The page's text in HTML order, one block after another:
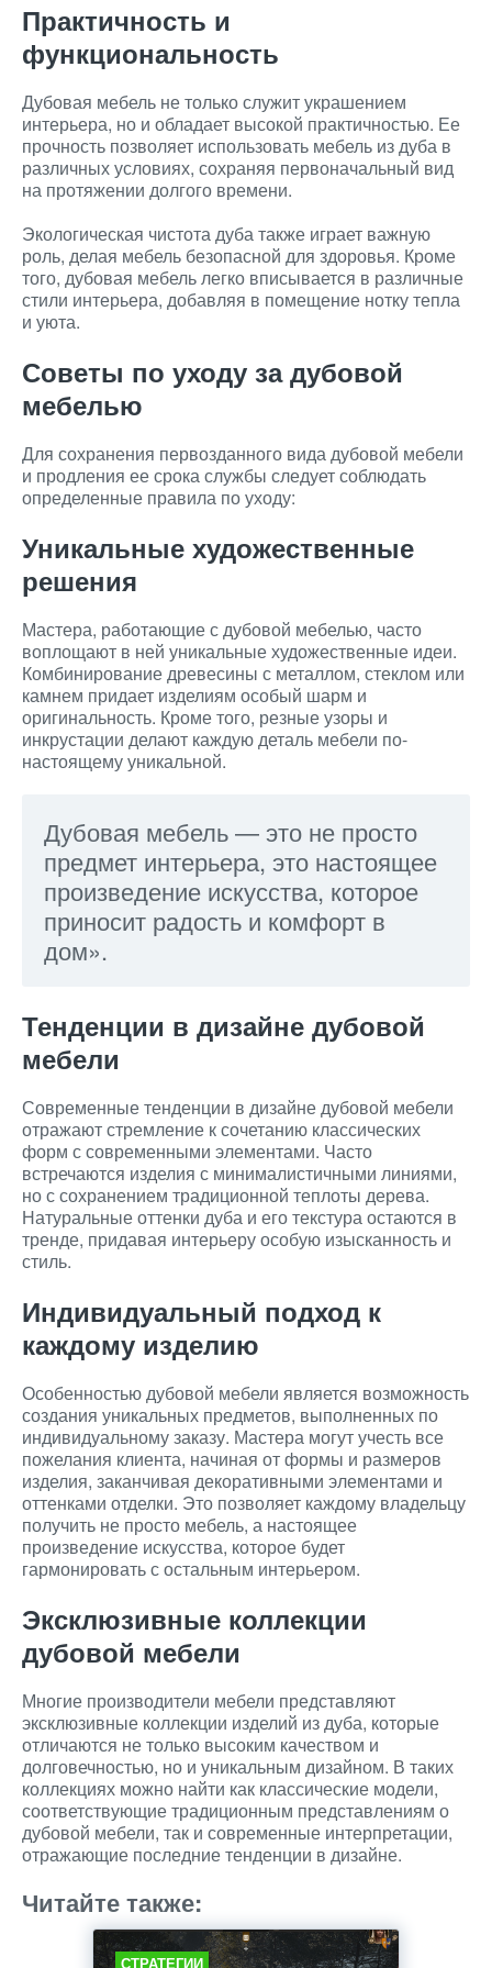
Практичность и
функциональность
Дубовая мебель не только служит украшением
интерьера, но и обладает высокой практичностью. Ее
прочность позволяет использовать мебель из дуба в
различных условиях, сохраняя первоначальный вид
на протяжении долгого времени.
Экологическая чистота дуба также играет важную
роль, делая мебель безопасной для здоровья. Кроме
того, дубовая мебель легко вписывается в различные
стили интерьера, добавляя в помещение нотку тепла
и уюта.
Советы по уходу за дубовой
мебелью
Для сохранения первозданного вида дубовой мебели
и продления ее срока службы следует соблюдать
определенные правила по уходу:
Уникальные художественные
решения
Мастера, работающие с дубовой мебелью, часто
воплощают в ней уникальные художественные идеи.
Комбинирование древесины с металлом, стеклом или
камнем придает изделиям особый шарм и
оригинальность. Кроме того, резные узоры и
инкрустации делают каждую деталь мебели по-
настоящему уникальной.
Дубовая мебель — это не просто
предмет интерьера, это настоящее
произведение искусства, которое
приносит радость и комфорт в
дом».
Тенденции в дизайне дубовой
мебели
Современные тенденции в дизайне дубовой мебели
отражают стремление к сочетанию классических
форм с современными элементами. Часто
встречаются изделия с минималистичными линиями,
но с сохранением традиционной теплоты дерева.
Натуральные оттенки дуба и его текстура остаются в
тренде, придавая интерьеру особую изысканность и
стиль.
Индивидуальный подход к
каждому изделию
Особенностью дубовой мебели является возможность
создания уникальных предметов, выполненных по
индивидуальному заказу. Мастера могут учесть все
пожелания клиента, начиная от формы и размеров
изделия, заканчивая декоративными элементами и
оттенками отделки. Это позволяет каждому владельцу
получить не просто мебель, а настоящее
произведение искусства, которое будет
гармонировать с остальным интерьером.
Эксклюзивные коллекции
дубовой мебели
Многие производители мебели представляют
эксклюзивные коллекции изделий из дуба, которые
отличаются не только высоким качеством и
долговечностью, но и уникальным дизайном. В таких
коллекциях можно найти как классические модели,
соответствующие традиционным представлениям о
дубовой мебели, так и современные интерпретации,
отражающие последние тенденции в дизайне.
Читайте также:
СТРАТЕГИИ